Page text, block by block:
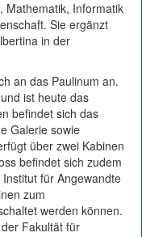
Mathematik, Informatik
Sie ergänzt
in der
an das Paulinum an.
ist heute das
befindet sich das
Galerie sowie
über zwei Kabinen
befindet sich zudem
für Angewandte
zum
werden können.
Fakultät für